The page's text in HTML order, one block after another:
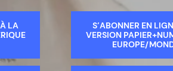
LA
S’ABONNER EN
VERSION
EUROPE/